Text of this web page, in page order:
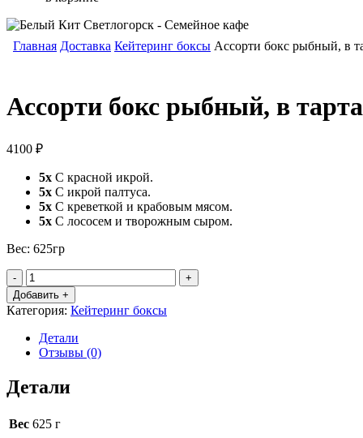
Главная Доставка Кейтеринг боксы Ассорти бокс рыбный, в
Ассорти бокс рыбный, в
4100 ₽
5х С красной икрой.
5х С икрой палтуса.
5х С креветкой и крабовым мясом.
5х С лососем и творожным сыром.
Вес: 625гр
Количество
товара
Ассорти
бокс
рыбный,
в
тарталетках
Добавить +
Категория: Кейтеринг боксы
Детали
Отзывы (0)
Детали
Вес 625 г